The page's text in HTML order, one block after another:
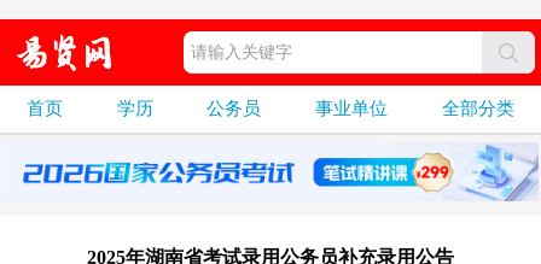
首页 学历 公务员 事业单位 全部分类
2025年湖南省考试录用公务员补充录用公告